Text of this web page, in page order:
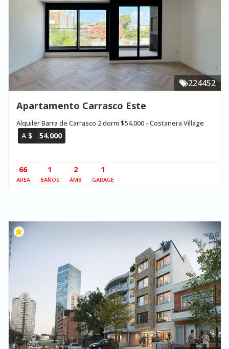
224452
Apartamento Carrasco Este
Alquiler Barra de Carrasco 2 dorm $54.000 - Costanera Village
A $ 54.000
66
AREA
1
BAÑOS
2
AMB
1
GARAGE